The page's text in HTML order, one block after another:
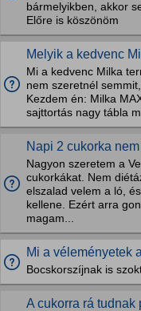
bármelyikben, akkor
Előre is köszönöm
Melyik a kedvenc
Mi a kedvenc Milka
nem szeretnél
Kezdem én: Milka
sajttortás nagy tábla
Napi 2 cukorka
Nagyon szeretem a
cukorkákat. Nem
elszalad velem a ló,
kellene. Ezért arra
magam...
Mi a véleményetek
Bocskorszíjnak is
A cukorra rá